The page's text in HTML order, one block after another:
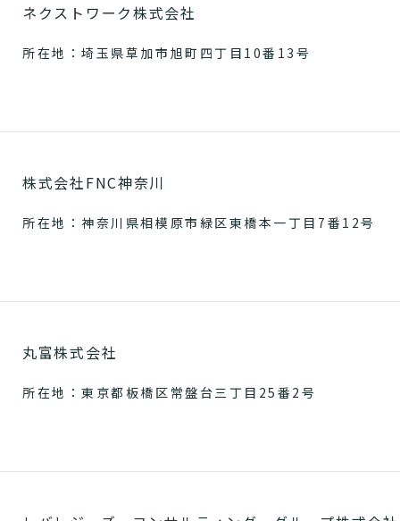
ネクストワーク株式会社
所在地：埼玉県草加市旭町四丁目10番13号
株式会社FNC神奈川
所在地：神奈川県相模原市緑区東橋本一丁目7番12号
丸富株式会社
所在地：東京都板橋区常盤台三丁目25番2号